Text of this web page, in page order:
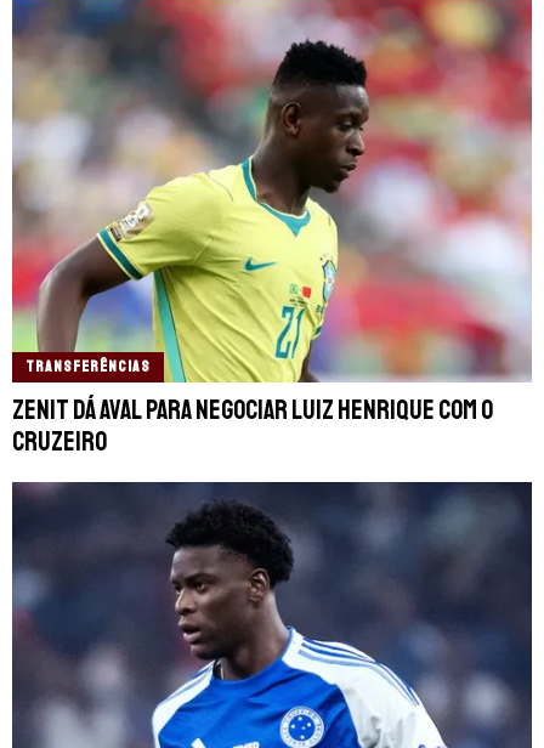
TRANSFERÊNCIAS
Zenit dá aval para negociar Luiz Henrique com o
Cruzeiro